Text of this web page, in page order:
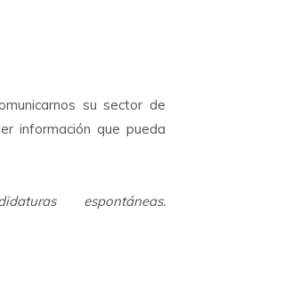
su sector de
información que pueda
espontáneas.